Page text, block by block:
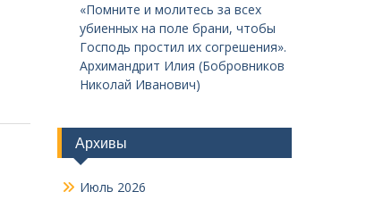
«Помните и молитесь за всех
убиенных на поле брани, чтобы
Господь простил их согрешения».
Архимандрит Илия (Бобровников
Николай Иванович)
Архивы
Июль 2026